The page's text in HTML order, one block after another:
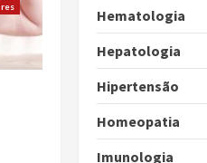
Hematologia
Hepatologia
Hipertensão
Homeopatia
Imunologia